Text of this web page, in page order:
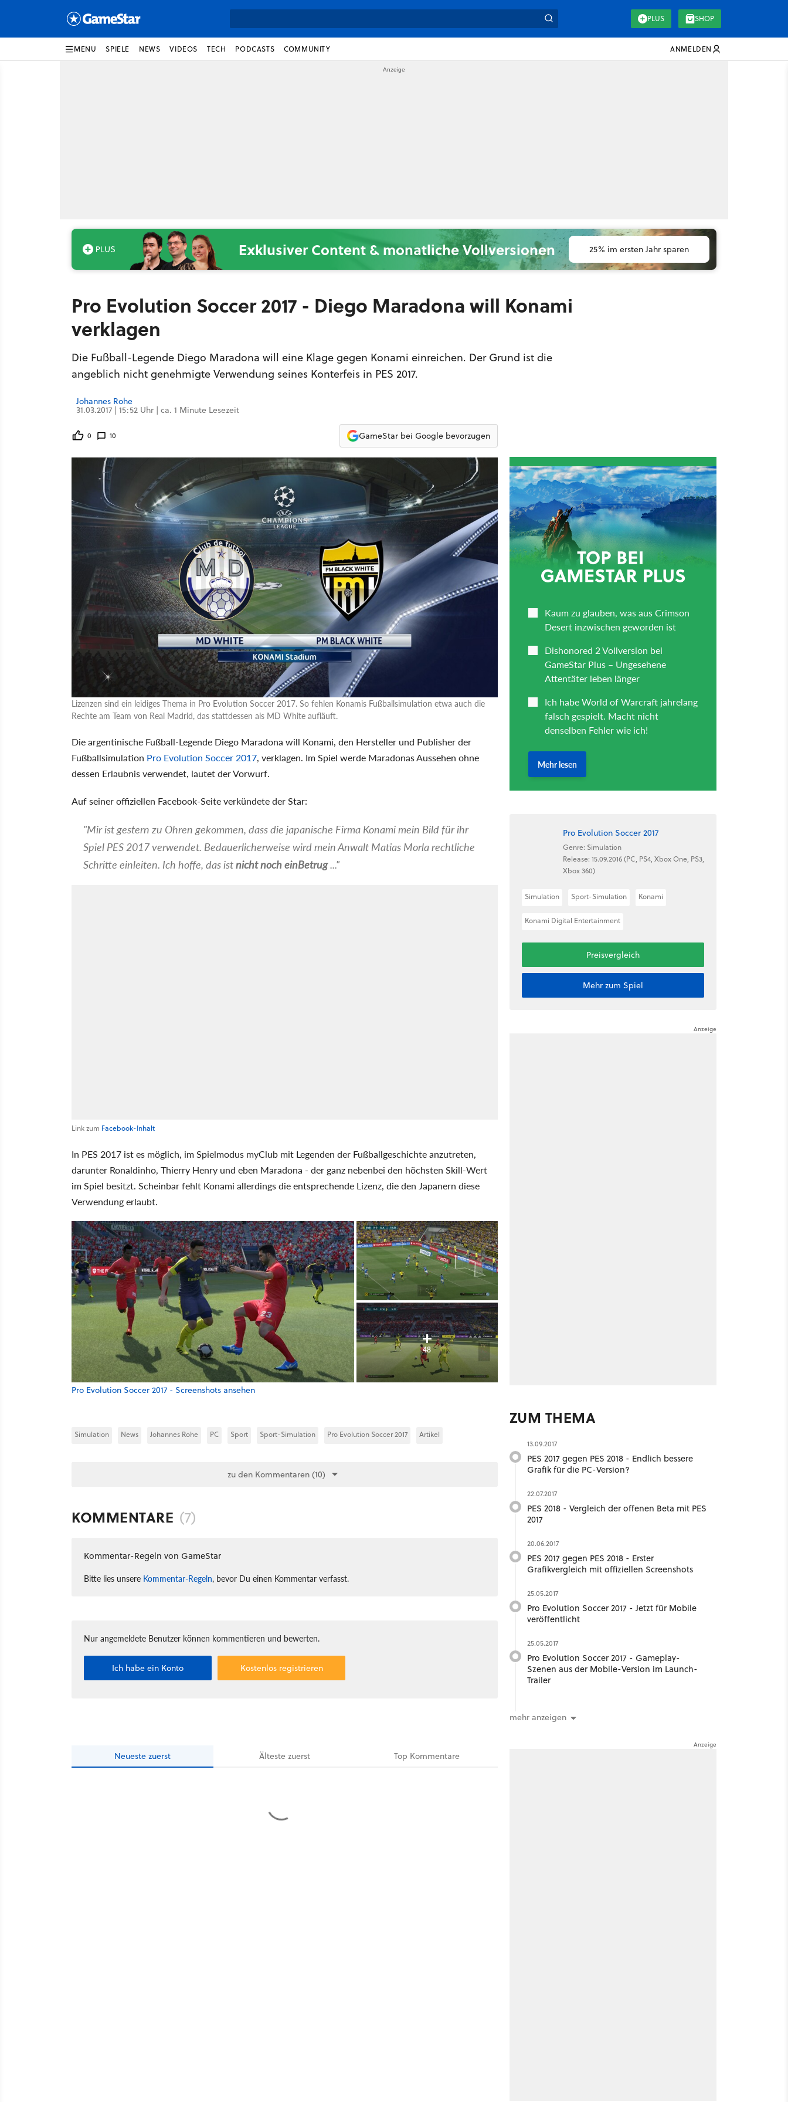
PLUS SHOP
MENU SPIELE NEWS VIDEOS TECH PODCASTS COMMUNITY ANMELDEN
Exklusiver Content & monatliche Vollversionen 25% im ersten Jahr sparen
Pro Evolution Soccer 2017 - Diego Maradona will Konami
verklagen
Die Fußball-Legende Diego Maradona will eine Klage gegen Konami einreichen. Der Grund ist die
angeblich nicht genehmigte Verwendung seines Konterfeis in PES 2017.
Johannes Rohe
31.03.2017 | 15:52 Uhr | ca. 1 Minute Lesezeit
0 10 GameStar bei Google bevorzugen
Lizenzen sind ein leidiges Thema in Pro Evolution Soccer 2017. So fehlen Konamis Fußballsimulation etwa auch die
Rechte am Team von Real Madrid, das stattdessen als MD White aufläuft.
Die argentinische Fußball-Legende Diego Maradona will Konami, den Hersteller und Publisher der
Fußballsimulation Pro Evolution Soccer 2017, verklagen. Im Spiel werde Maradonas Aussehen ohne
dessen Erlaubnis verwendet, lautet der Vorwurf.
Auf seiner offiziellen Facebook-Seite verkündete der Star:
"Mir ist gestern zu Ohren gekommen, dass die japanische Firma Konami mein Bild für ihr
Spiel PES 2017 verwendet. Bedauerlicherweise wird mein Anwalt Matias Morla rechtliche
Schritte einleiten. Ich hoffe, das istnicht noch einBetrug..."
Link zum Facebook-Inhalt
In PES 2017 ist es möglich, im Spielmodus myClub mit Legenden der Fußballgeschichte anzutreten,
darunter Ronaldinho, Thierry Henry und eben Maradona - der ganz nebenbei den höchsten Skill-Wert
im Spiel besitzt. Scheinbar fehlt Konami allerdings die entsprechende Lizenz, die den Japanern diese
Verwendung erlaubt.
48
Pro Evolution Soccer 2017 - Screenshots ansehen
Simulation News Johannes Rohe PC Sport Sport-Simulation Pro Evolution Soccer 2017 Artikel
zu den Kommentaren (10)
KOMMENTARE (7)
Kommentar-Regeln von GameStar
Bitte lies unsere Kommentar-Regeln, bevor Du einen Kommentar verfasst.
Nur angemeldete Benutzer können kommentieren und bewerten.
Ich habe ein Konto Kostenlos registrieren
Neueste zuerst Ältestezuerst Top Kommentare
Pro Evolution Soccer 2017
Genre: Simulation
Release: 15.09.2016 (PC, PS4, Xbox One, PS3,
Xbox 360)
Simulation Sport-Simulation Konami
Konami Digital Entertainment
Preisvergleich
Mehr zum Spiel
ZUM THEMA
13.09.2017
PES 2017 gegen PES 2018 - Endlich bessere
Grafik für die PC-Version?
22.07.2017
PES 2018 - Vergleich der offenen Beta mit PES
2017
20.06.2017
PES 2017 gegen PES 2018 - Erster
Grafikvergleich mit offiziellen Screenshots
25.05.2017
Pro Evolution Soccer 2017 - Jetzt für Mobile
veröffentlicht
25.05.2017
Pro Evolution Soccer 2017 - Gameplay-
Szenen aus der Mobile-Version im Launch-
Trailer
mehr anzeigen